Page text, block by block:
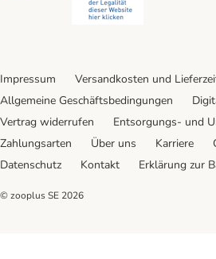
Impressum
Versandkosten und
Allgemeine Geschäftsbedingungen
Vertrag widerrufen
Entsorgungs- und
Zahlungsarten
Über uns Karriere
Datenschutz
Kontakt Erklärung zur
© zooplus SE 2026